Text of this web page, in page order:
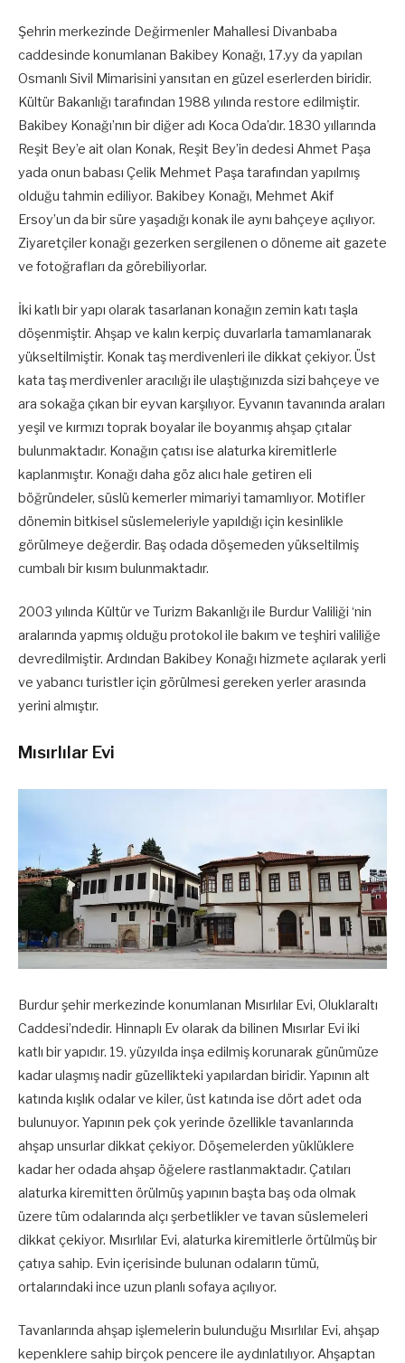
Şehrin merkezinde Değirmenler Mahallesi Divanbaba
caddesinde konumlanan Bakibey Konağı, 17.yy da yapılan
Osmanlı Sivil Mimarisini yansıtan en güzel eserlerden biridir.
Kültür Bakanlığı tarafından 1988 yılında restore edilmiştir.
Bakibey Konağı’nın bir diğer adı Koca Oda’dır. 1830 yıllarında
Reşit Bey’e ait olan Konak, Reşit Bey’in dedesi Ahmet Paşa
yada onun babası Çelik Mehmet Paşa tarafından yapılmış
olduğu tahmin ediliyor. Bakibey Konağı, Mehmet Akif
Ersoy’un da bir süre yaşadığı konak ile aynı bahçeye açılıyor.
Ziyaretçiler konağı gezerken sergilenen o döneme ait gazete
ve fotoğrafları da görebiliyorlar.
İki katlı bir yapı olarak tasarlanan konağın zemin katı taşla
döşenmiştir. Ahşap ve kalın kerpiç duvarlarla tamamlanarak
yükseltilmiştir. Konak taş merdivenleri ile dikkat çekiyor. Üst
kata taş merdivenler aracılığı ile ulaştığınızda sizi bahçeye ve
ara sokağa çıkan bir eyvan karşılıyor. Eyvanın tavanında araları
yeşil ve kırmızı toprak boyalar ile boyanmış ahşap çıtalar
bulunmaktadır. Konağın çatısı ise alaturka kiremitlerle
kaplanmıştır. Konağı daha göz alıcı hale getiren eli
böğründeler, süslü kemerler mimariyi tamamlıyor. Motifler
dönemin bitkisel süslemeleriyle yapıldığı için kesinlikle
görülmeye değerdir. Baş odada döşemeden yükseltilmiş
cumbalı bir kısım bulunmaktadır.
2003 yılında Kültür ve Turizm Bakanlığı ile Burdur Valiliği ‘nin
aralarında yapmış olduğu protokol ile bakım ve teşhiri valiliğe
devredilmiştir. Ardından Bakibey Konağı hizmete açılarak yerli
ve yabancı turistler için görülmesi gereken yerler arasında
yerini almıştır.
Mısırlılar Evi
Burdur şehir merkezinde konumlanan Mısırlılar Evi, Oluklaraltı
Caddesi’ndedir. Hinnaplı Ev olarak da bilinen Mısırlar Evi iki
katlı bir yapıdır. 19. yüzyılda inşa edilmiş korunarak günümüze
kadar ulaşmış nadir güzellikteki yapılardan biridir. Yapının alt
katında kışlık odalar ve kiler, üst katında ise dört adet oda
bulunuyor. Yapının pek çok yerinde özellikle tavanlarında
ahşap unsurlar dikkat çekiyor. Döşemelerden yüklüklere
kadar her odada ahşap öğelere rastlanmaktadır. Çatıları
alaturka kiremitten örülmüş yapının başta baş oda olmak
üzere tüm odalarında alçı şerbetlikler ve tavan süslemeleri
dikkat çekiyor. Mısırlılar Evi, alaturka kiremitlerle örtülmüş bir
çatıya sahip. Evin içerisinde bulunan odaların tümü,
ortalarındaki ince uzun planlı sofaya açılıyor.
Tavanlarında ahşap işlemelerin bulunduğu Mısırlılar Evi, ahşap
kepenklere sahip birçok pencere ile aydınlatılıyor. Ahşaptan